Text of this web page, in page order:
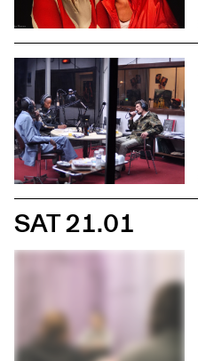
SAT 21.01